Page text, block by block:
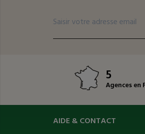
5
Agences en
AIDE & CONTACT